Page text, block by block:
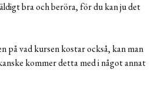
bra och beröra, för du kan ju det
på vad kursen kostar också, kan man
kommer detta med i något annat